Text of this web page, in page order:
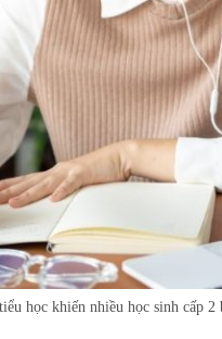
học khiến nhiều học sinh cấp